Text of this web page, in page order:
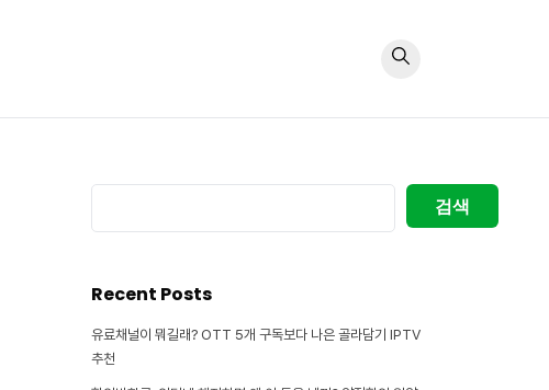
색
검색
Recent Posts
유료채널이 뭐길래? OTT 5개 구독보다 나은 골라담기 IPTV
추천